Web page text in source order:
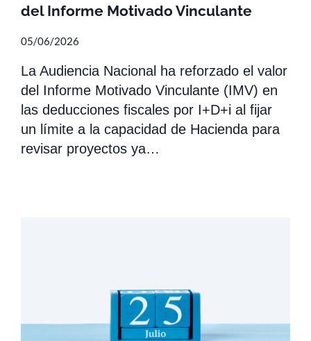
del Informe Motivado Vinculante
05/06/2026
La Audiencia Nacional ha reforzado el valor
del Informe Motivado Vinculante (IMV) en
las deducciones fiscales por I+D+i al fijar
un límite a la capacidad de Hacienda para
revisar proyectos ya…